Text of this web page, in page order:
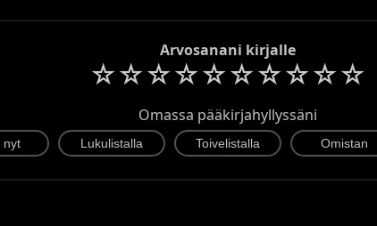
Arvosanani kirjalle
☆☆☆☆☆☆☆☆☆☆
Omassa pääkirjahyllyssäni